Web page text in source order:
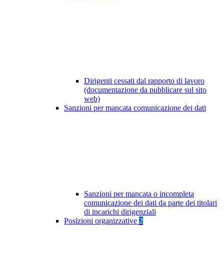
Dirigenti cessati dal rapporto di lavoro
(documentazione da pubblicare sul sito
web)
Sanzioni per mancata comunicazione dei dati
Sanzioni per mancata o incompleta
comunicazione dei dati da parte dei titolari
di incarichi dirigenziali
Posizioni organizzative 2